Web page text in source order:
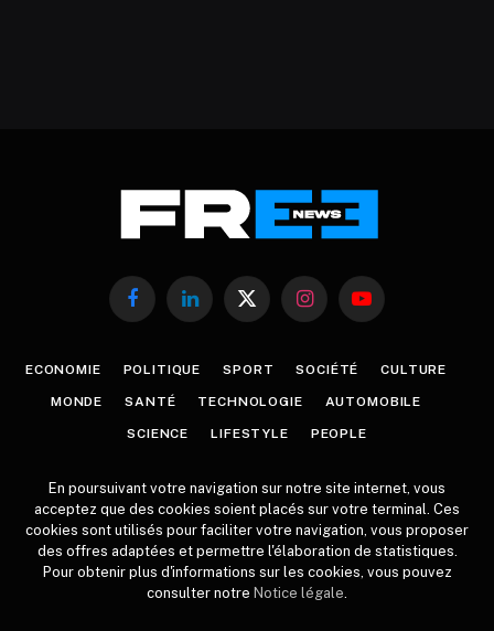
FacebookLinkedInX
InstagramYouTube
ECONOMIE POLITIQUE SPORT SOCIÉTÉ CULTURE
MONDE SANTÉ TECHNOLOGIE AUTOMOBILE
SCIENCE LIFESTYLE PEOPLE
En poursuivant votre navigation sur notre site internet, vous
acceptez que des cookies soient placés sur votre terminal. Ces
cookies sont utilisés pour faciliter votre navigation, vous proposer
des offres adaptées et permettre l'élaboration de statistiques.
Pour obtenir plus d'informations sur les cookies, vous pouvez
consulter notre Notice légale